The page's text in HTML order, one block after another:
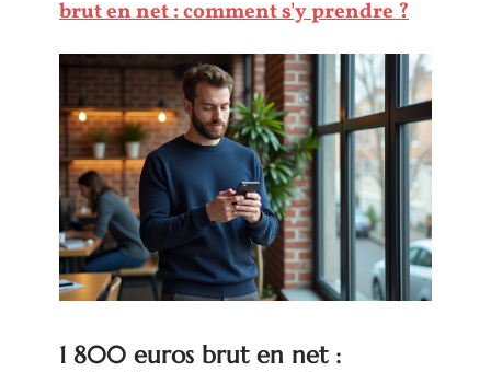
brut en net : comment s'y prendre ?
1 800 euros brut en net :